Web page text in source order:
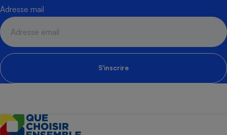
Adresse mail
S'inscrire